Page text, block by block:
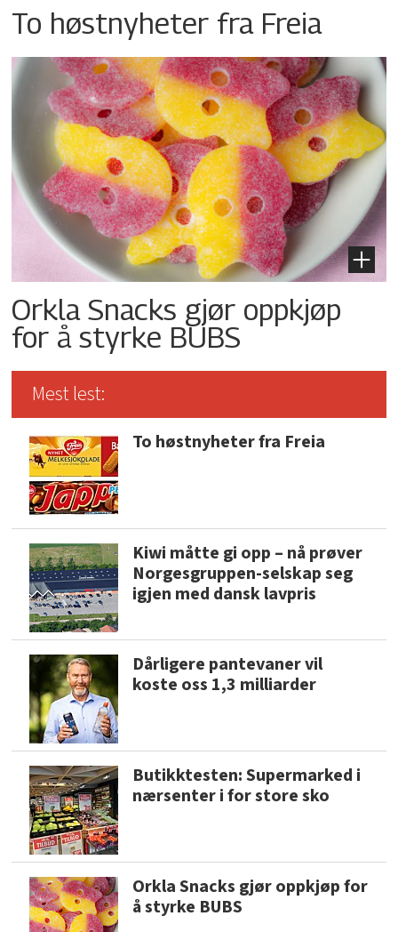
To høstnyheter fra Freia
Orkla Snacks gjør oppkjøp
for å styrke BUBS
Mest lest:
To høstnyheter fra Freia
Kiwi måtte gi opp – nå prøver
Norgesgruppen-selskap seg
igjen med dansk lavpris
Dårligere pantevaner vil
koste oss 1,3 milliarder
Butikktesten: Supermarked i
nærsenter i for store sko
Orkla Snacks gjør oppkjøp for
å styrke BUBS